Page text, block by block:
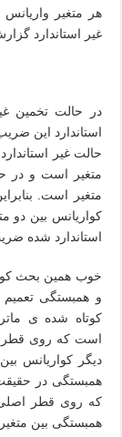
هر متغیر
غیر استاندارد
حالت غیر
متغیر است و در
متغیر است.
کواریانس بین دو
استاندارد شده
خوب همین بحث
و همبستگی
کوتاه شده ی
است که روی قطر
دیگر کواریانس
همبستگی در
که روی قطر
همبستگی بین متغیر